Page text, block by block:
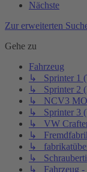
Nächste
Zur erweiterten
Gehe zu
Fahrzeug
↳ Sprinter 1
↳ Sprinter 2
↳ NCV3
↳ Sprinter 3
↳ VW
↳
↳
↳
↳ Fahrzeug -